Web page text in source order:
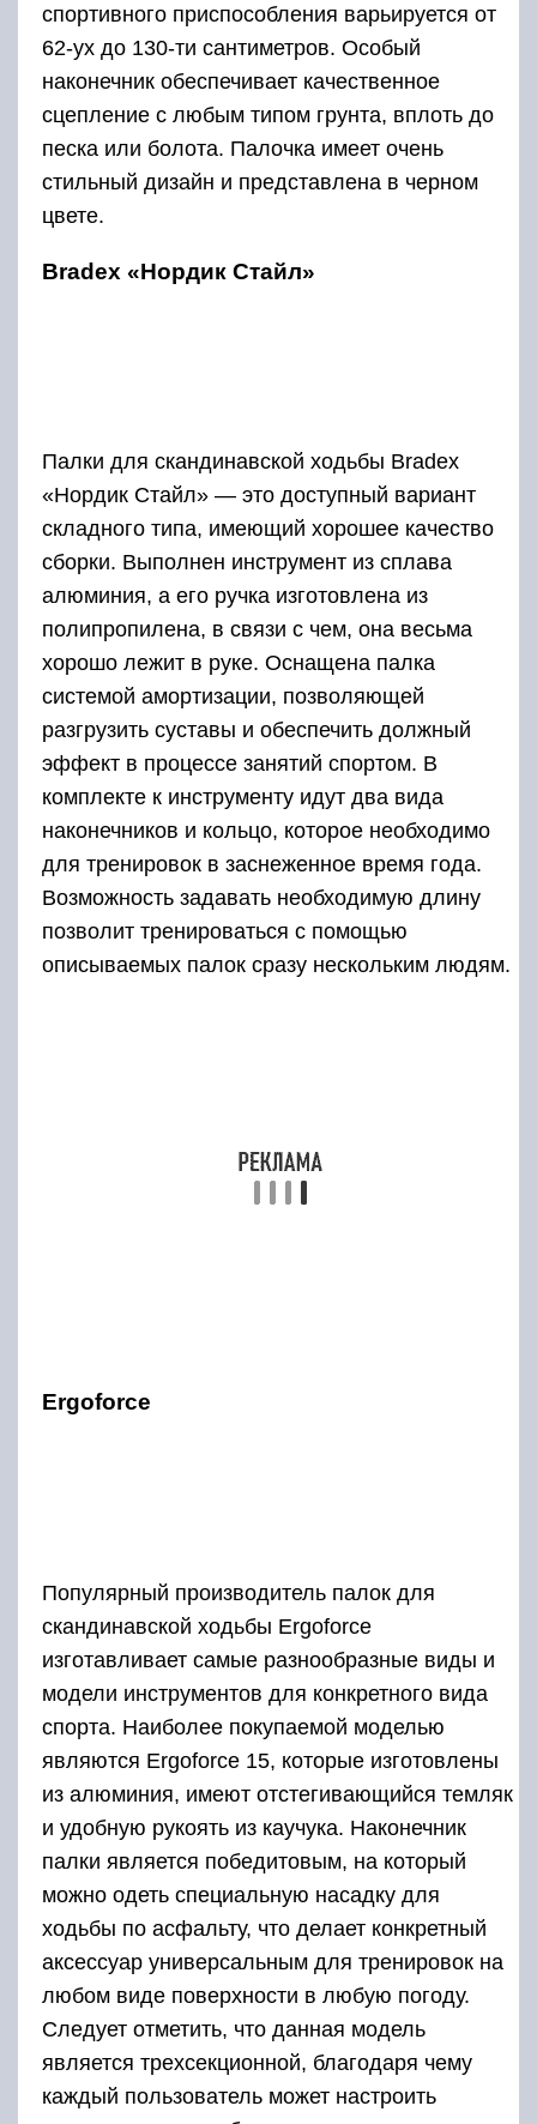
спортивного приспособления варьируется от
62-ух до 130-ти сантиметров. Особый
наконечник обеспечивает качественное
сцепление с любым типом грунта, вплоть до
песка или болота. Палочка имеет очень
стильный дизайн и представлена в черном
цвете.
Bradex «Нордик Стайл»
Палки для скандинавской ходьбы Bradex
«Нордик Стайл» — это доступный вариант
складного типа, имеющий хорошее качество
сборки. Выполнен инструмент из сплава
алюминия, а его ручка изготовлена из
полипропилена, в связи с чем, она весьма
хорошо лежит в руке. Оснащена палка
системой амортизации, позволяющей
разгрузить суставы и обеспечить должный
эффект в процессе занятий спортом. В
комплекте к инструменту идут два вида
наконечников и кольцо, которое необходимо
для тренировок в заснеженное время года.
Возможность задавать необходимую длину
позволит тренироваться с помощью
описываемых палок сразу нескольким людям.
Ergoforce
Популярный производитель палок для
скандинавской ходьбы Ergoforce
изготавливает самые разнообразные виды и
модели инструментов для конкретного вида
спорта. Наиболее покупаемой моделью
являются Ergoforce 15, которые изготовлены
из алюминия, имеют отстегивающийся темляк
и удобную рукоять из каучука. Наконечник
палки является победитовым, на который
можно одеть специальную насадку для
ходьбы по асфальту, что делает конкретный
аксессуар универсальным для тренировок на
любом виде поверхности в любую погоду.
Следует отметить, что данная модель
является трехсекционной, благодаря чему
каждый пользователь может настроить